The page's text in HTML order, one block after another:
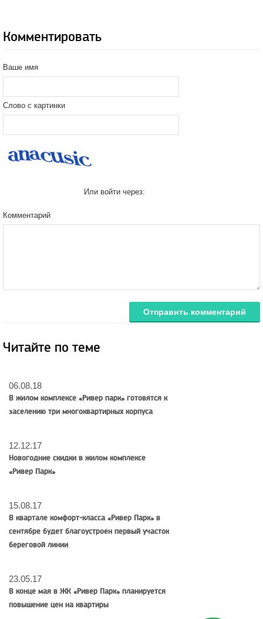
Комментировать
Ваше имя
Слово с картинки
Или войти через:
Комментарий
Отправить комментарий
Читайте по теме
06.08.18
В жилом комплексе «Ривер парк» готовятся к
заселению три многоквартирных корпуса
12.12.17
Новогодние скидки в жилом комплексе
«Ривер Парк»
15.08.17
В квартале комфорт-класса «Ривер Парк» в
сентябре будет благоустроен первый участок
береговой линии
23.05.17
В конце мая в ЖК «Ривер Парк» планируется
повышение цен на квартиры